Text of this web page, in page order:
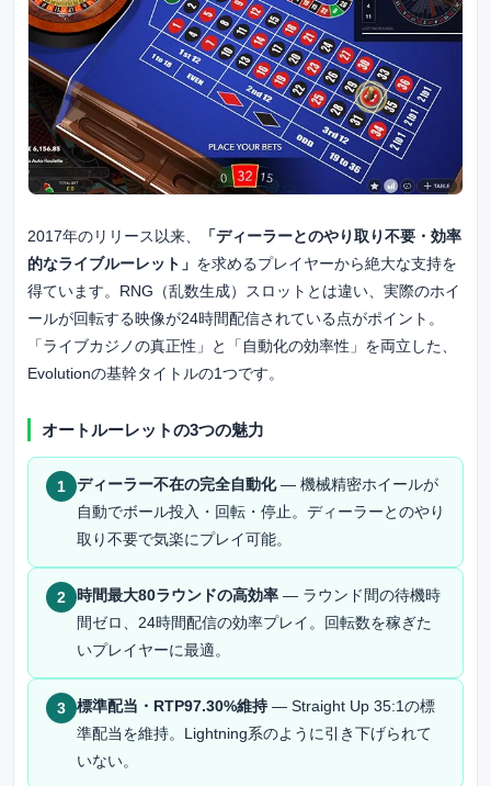
2017年のリリース以来、
「ディーラーとのやり取り不要・効率
的なライブルーレット」 を求めるプレイヤーから絶大な支持を
得ています。RNG（乱数生成）スロットとは違い、実際のホイ
ールが回転する映像が24時間配信されている点がポイント。
「ライブカジノの真正性」と「自動化の効率性」を両立した、
Evolutionの基幹タイトルの1つです。
オートルーレットの3つの魅力
1 ディーラー不在の完全自動化— 機械精密ホイールが
自動でボール投入・回転・停止。ディーラーとのやり
取り不要で気楽にプレイ可能。
2 時間最大80ラウンドの高効率 — ラウンド間の待機時
間ゼロ、24時間配信の効率プレイ。回転数を稼ぎた
いプレイヤーに最適。
3 標準配当・RTP97.30%維持 — Straight Up 35:1の標
準配当を維持。Lightning系のように引き下げられて
いない。